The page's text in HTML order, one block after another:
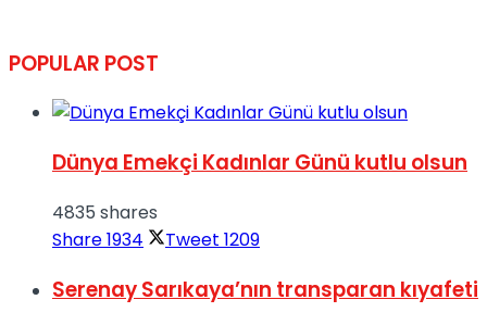
POPULAR POST
Dünya Emekçi Kadınlar Günü kutlu olsun
4835 shares
Share1934 Tweet 1209
Serenay Sarıkaya’nın transparan kıyafeti